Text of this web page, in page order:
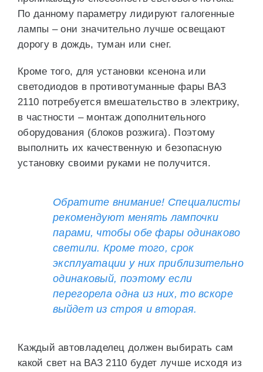
По данному параметру лидируют галогенные
лампы – они значительно лучше освещают
дорогу в дождь, туман или снег.
Кроме того, для установки ксенона или
светодиодов в противотуманные фары ВАЗ
2110 потребуется вмешательство в электрику,
в частности – монтаж дополнительного
оборудования (блоков розжига). Поэтому
выполнить их качественную и безопасную
установку своими руками не получится.
Обратите внимание! Специалисты
рекомендуют менять лампочки
парами, чтобы обе фары одинаково
светили. Кроме того, срок
эксплуатации у них приблизительно
одинаковый, поэтому если
перегорела одна из них, то вскоре
выйдет из строя и вторая.
Каждый автовладелец должен выбирать сам
какой свет на ВАЗ 2110 будет лучше исходя из